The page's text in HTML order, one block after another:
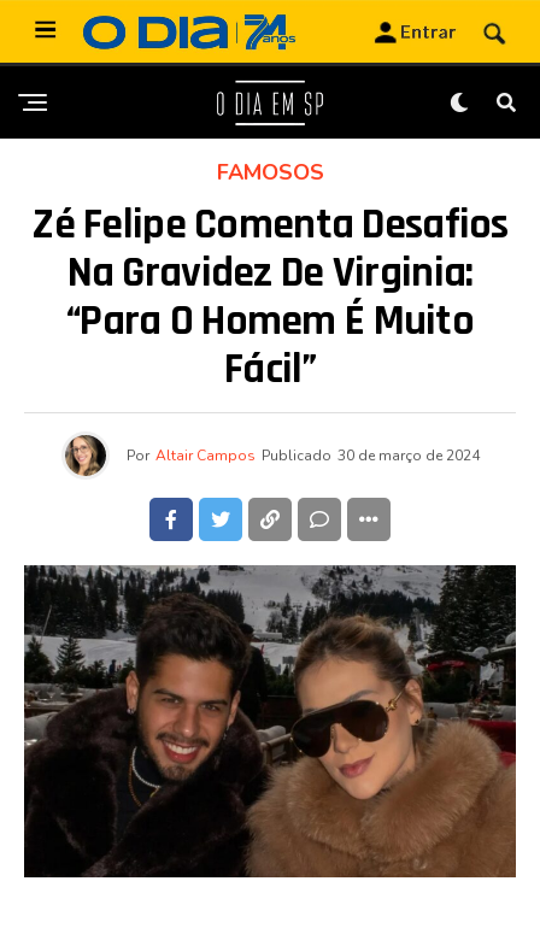
FAMOSOS
Zé Felipe Comenta Desafios
Na Gravidez De Virginia:
“Para O Homem É Muito
Fácil”
Por Altair Campos Publicado 30 de março de 2024